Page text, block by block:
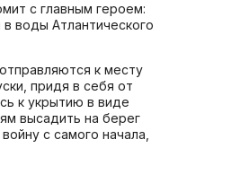
с главным героем:
воды Атлантического
к месту
придя в себя от
к укрытию в виде
высадить на берег
с самого начала,